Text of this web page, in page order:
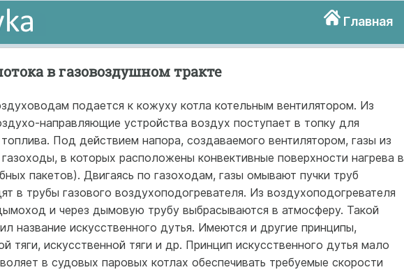
Главная
в газовоздушном тракте
подается к кожуху котла котельным вентилятором. Из
направляющие устройства воздух поступает в топку для
Под действием напора, создаваемого вентилятором, газы из
в кото­рых расположены конвективные поверхности нагрева в
пакетов). Двигаясь по газоходам, газы омы­вают пучки труб
в трубы газового воз­духоподогревателя. Из воздухоподогревателя
и через дымовую трубу выбрасываются в атмосферу. Такой
название искусственного дутья. Имеются и другие принципы,
тяги, ис­кусственной тяги и др. Принцип искусственного дутья мало
в судовых паровых котлах обеспечи­вать требуемые скорости